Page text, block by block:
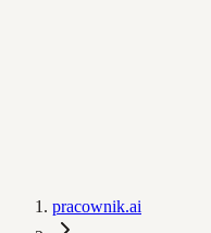
pracownik.ai